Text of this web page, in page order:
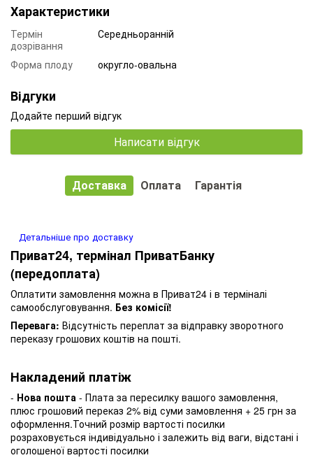
Характеристики
Термін
дозрівання
Середньоранній
Форма плоду округло-овальна
Відгуки
Додайте перший відгук
Написати відгук
Доставка Оплата Гарантія
Детальніше про доставку
Приват24, термінал ПриватБанку
(передоплата)
Оплатити замовлення можна в Приват24 і в терміналі
самообслуговування. Без комісії!
Перевага: Відсутність переплат за відправку зворотного
переказу грошових коштів на пошті.
Накладений платіж
- Нова пошта - Плата за пересилку вашого замовлення,
плюс грошовий переказ 2% від суми замовлення + 25 грн за
оформлення.Точний розмір вартості посилки
розраховується індивідуально і залежить від ваги, відстані і
оголошеної вартості посилки